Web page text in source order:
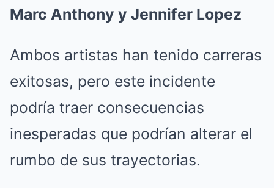
Marc Anthony y Jennifer Lopez
Ambos artistas han tenido carreras
exitosas, pero este incidente
podría traer consecuencias
inesperadas que podrían alterar el
rumbo de sus trayectorias.